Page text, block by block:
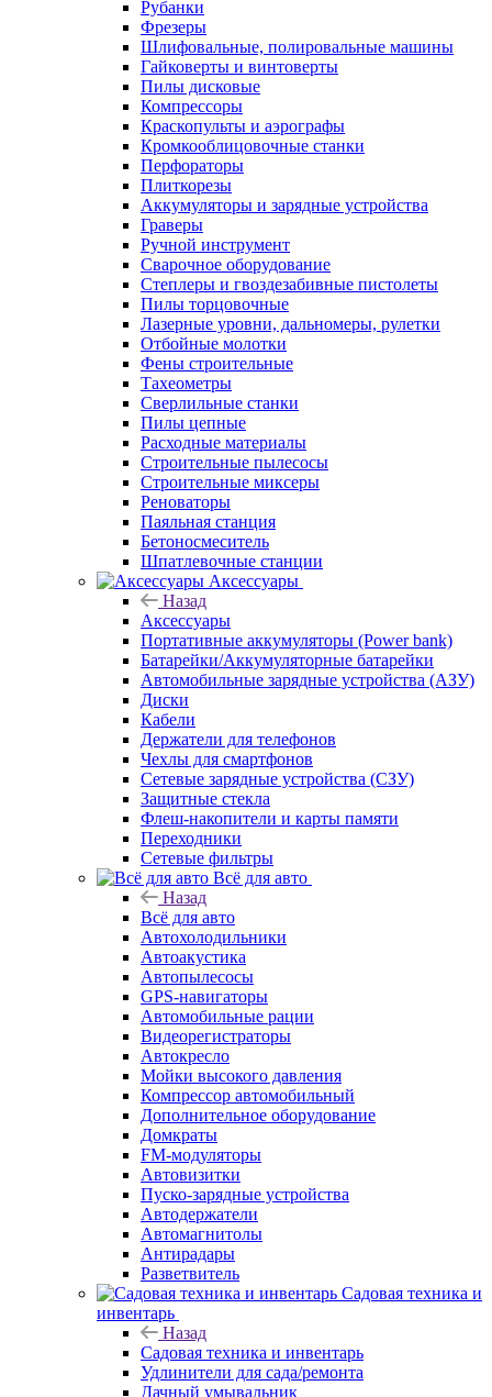
Рубанки
Фрезеры
Шлифовальные, полировальные машины
Гайковерты и винтоверты
Пилы дисковые
Компрессоры
Краскопульты и аэрографы
Кромкооблицовочные станки
Перфораторы
Плиткорезы
Аккумуляторы и зарядные устройства
Граверы
Ручной инструмент
Сварочное оборудование
Степлеры и гвоздезабивные пистолеты
Пилы торцовочные
Лазерные уровни, дальномеры, рулетки
Отбойные молотки
Фены строительные
Тахеометры
Сверлильные станки
Пилы цепные
Расходные материалы
Строительные пылесосы
Строительные миксеры
Реноваторы
Паяльная станция
Бетоносмеситель
Шпатлевочные станции
Аксессуары
Назад
Аксессуары
Портативные аккумуляторы (Power bank)
Батарейки/Аккумуляторные батарейки
Автомобильные зарядные устройства (АЗУ)
Диски
Кабели
Держатели для телефонов
Чехлы для смартфонов
Сетевые зарядные устройства (СЗУ)
Защитные стекла
Флеш-накопители и карты памяти
Переходники
Сетевые фильтры
Всё для авто
Назад
Всё для авто
Автохолодильники
Автоакустика
Автопылесосы
GPS-навигаторы
Автомобильные рации
Видеорегистраторы
Автокресло
Мойки высокого давления
Компрессор автомобильный
Дополнительное оборудование
Домкраты
FM-модуляторы
Автовизитки
Пуско-зарядные устройства
Автодержатели
Автомагнитолы
Антирадары
Разветвитель
Садовая техника и
инвентарь
Назад
Садовая техника и инвентарь
Удлинители для сада/ремонта
Дачный умывальник